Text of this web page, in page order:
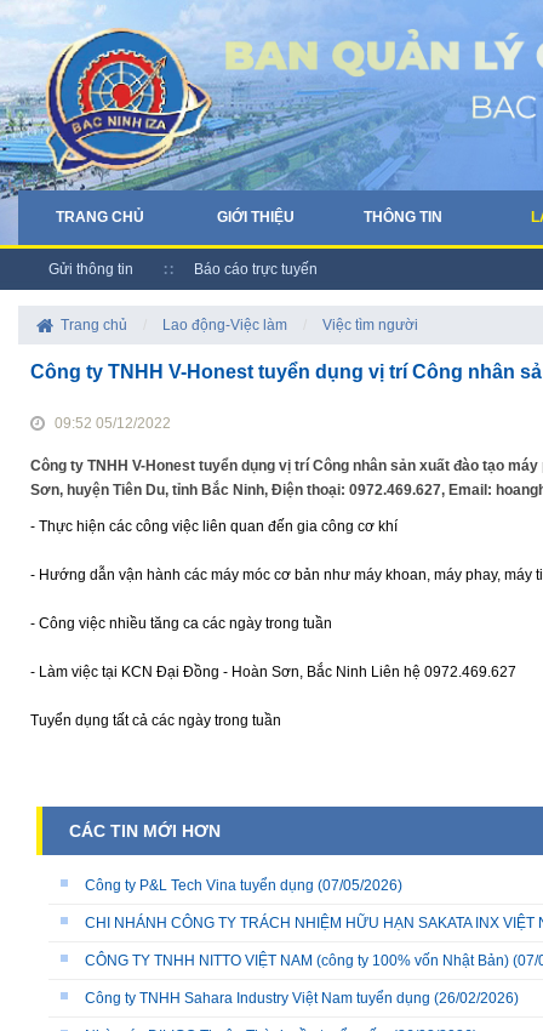
TRANG CHỦ GIỚI THIỆU THÔNG TIN
Gửi thông tin Báo cáo trực tuyến
Trang chủ Lao động-Việc làm Việc tìm người
Công ty TNHH V-Honest tuyển dụng vị trí Công nhân
09:52 05/12/2022
Công ty TNHH V-Honest tuyển dụng vị trí Công nhân sản xuất đào tạo
Sơn, huyện Tiên Du, tỉnh Bắc Ninh, Điện thoại: 0972.469.627, Email:
- Thực hiện các công việc liên quan đến gia công cơ khí
- Hướng dẫn vận hành các máy móc cơ bản như máy khoan, máy phay, máy
- Công việc nhiều tăng ca các ngày trong tuần
- Làm việc tại KCN Đại Đồng - Hoàn Sơn, Bắc Ninh Liên hệ 0972.469.627
Tuyển dụng tất cả các ngày trong tuần
CÁC TIN MỚI HƠN
Công ty P&L Tech Vina tuyển dụng (07/05/2026)
CHI NHÁNH CÔNG TY TRÁCH NHIỆM HỮU HẠN SAKATA INX
CÔNG TY TNHH NITTO VIỆT NAM (công ty 100% vốn Nhật Bản) (07/
Công ty TNHH Sahara Industry Việt Nam tuyển dụng (26/02/2026)